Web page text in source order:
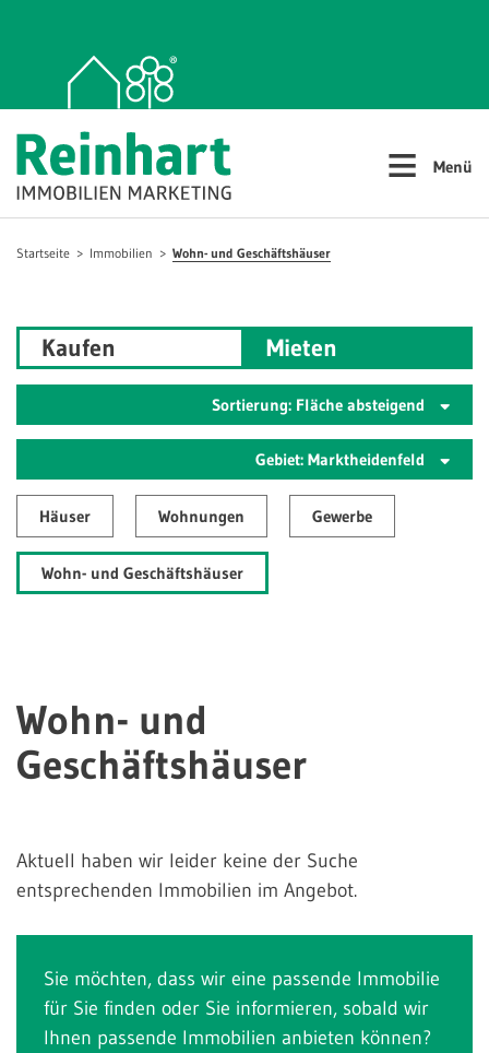
≡ Menü
Startseite Immobilien Wohn- und Geschäftshäuser
Kaufen Mieten
Sortierung: Fläche absteigend
Gebiet: Marktheidenfeld
Häuser Wohnungen Gewerbe
Wohn- und Geschäftshäuser
Wohn- und
Geschäftshäuser
Aktuell haben wir leider keine der Suche
entsprechenden Immobilien im Angebot.
Sie möchten, dass wir eine passende Immobilie
für Sie finden oder Sie informieren, sobald wir
Ihnen passende Immobilien anbieten können?